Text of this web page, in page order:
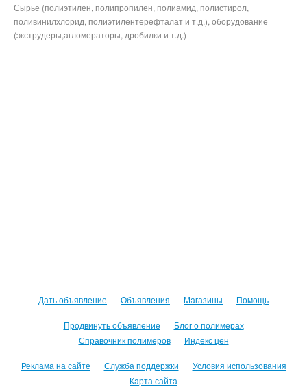
Сырье (полиэтилен, полипропилен, полиамид, полистирол,
поливинилхлорид, полиэтилентерефталат и т.д.), оборудование
(экструдеры,агломераторы, дробилки и т.д.)
Дать объявление Объявления Магазины Помощь
Продвинуть объявление
Блог о полимерах
Справочник полимеров
Индекс цен
Реклама на сайте Служба поддержки
Условия использования
Карта сайта